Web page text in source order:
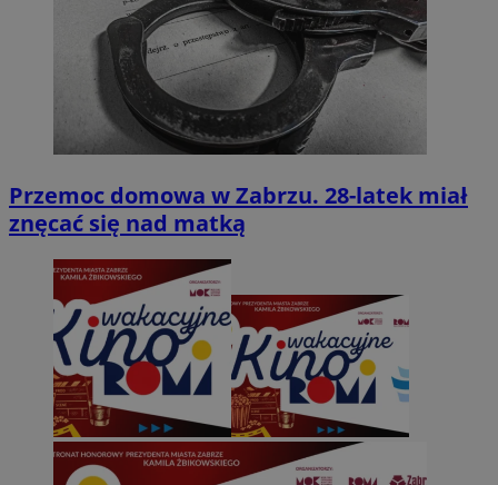
Przemoc domowa w Zabrzu. 28-latek miał
znęcać się nad matką